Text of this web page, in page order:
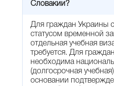
Словакии?
Для граждан Украины
статусом временной
отдельная учебная
требуется. Для
необходима
(долгосрочная
основании